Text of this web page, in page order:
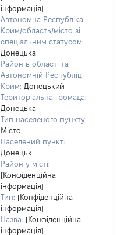
інформація]
Автономна Республіка
Крим/область/місто зі
спеціальним статусом:
Донецька
Район в області та
Автономній Республіці
Крим: Донецький
Територіальна громада:
Донецька
Тип населеного пункту:
Місто
Населений пункт:
Донецьк
Район у місті:
[Конфіденційна
інформація]
Тип: [Конфіденційна
інформація]
Назва: [Конфіденційна
інформація]